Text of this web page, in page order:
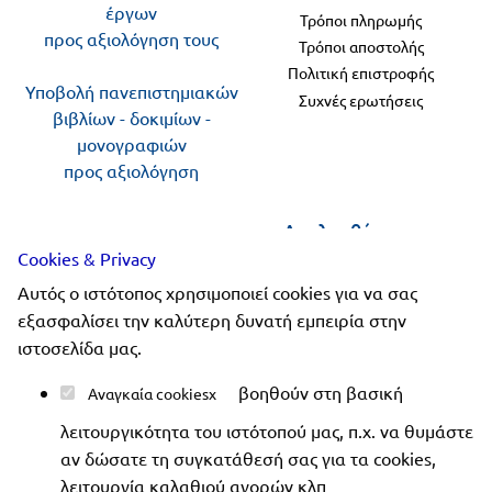
Τρόποι πληρωμής
Τρόποι αποστολής
Πολιτική επιστροφής
Συχνές ερωτήσεις
έργων
προς αξιολόγηση τους
Υποβολή πανεπιστημιακών
βιβλίων - δοκιμίων -
μονογραφιών
προς αξιολόγηση
Ακολουθήστε μας
reserved| Όροι χρήσης | Προστασία δεδομένων
Ασφάλεια συναλλαγών
Cookies & Privacy
Αυτός ο ιστότοπος χρησιμοποιεί cookies για να σας
εξασφαλίσει την καλύτερη δυνατή εμπειρία στην
ιστοσελίδα μας.
Αναγκαία cookies
βοηθούν στη βασική
λειτουργικότητα του ιστότοπού μας, π.χ. να θυμάστε
αν δώσατε τη συγκατάθεσή σας για τα cookies,
λειτουργία καλαθιού αγορών κλπ